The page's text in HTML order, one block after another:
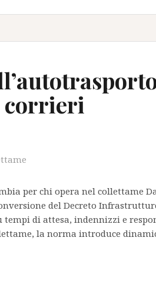
corrieri
per chi opera nel collettame
del Decreto
di attesa, indennizzi e
la norma introduce